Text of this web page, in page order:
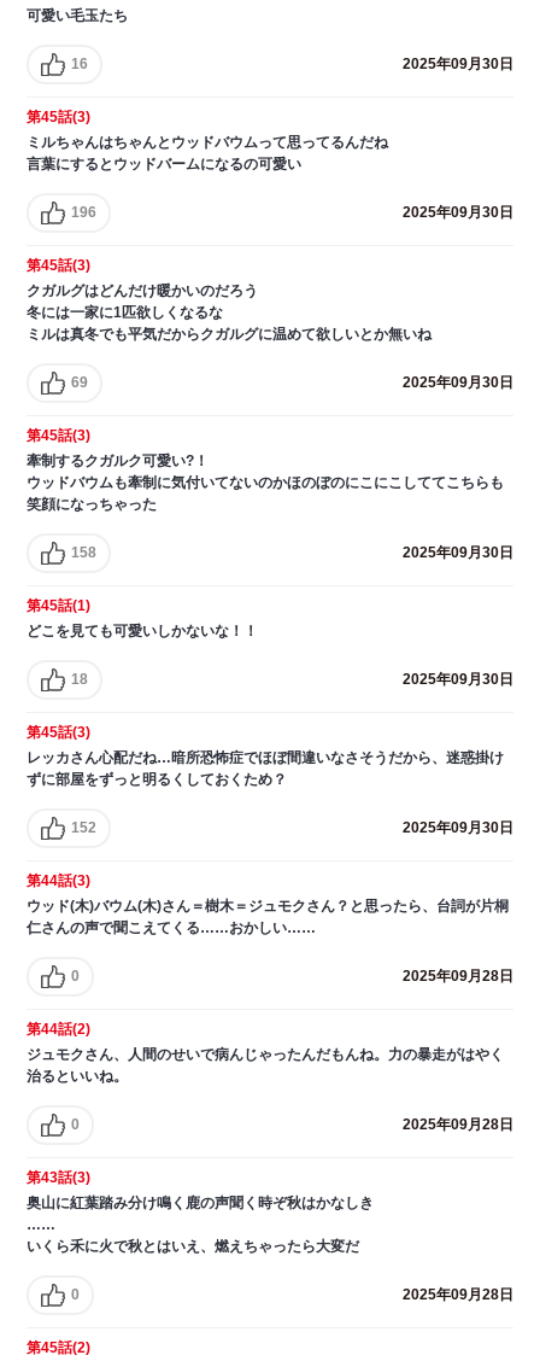
可愛い毛玉たち
16 2025年09月30日
第45話(3)
ミルちゃんはちゃんとウッドバウムって思ってるんだね
言葉にするとウッドバームになるの可愛い
196 2025年09月30日
第45話(3)
クガルグはどんだけ暖かいのだろう
冬には一家に1匹欲しくなるな
ミルは真冬でも平気だからクガルグに温めて欲しいとか無いね
69 2025年09月30日
第45話(3)
牽制するクガルク可愛い?！
ウッドバウムも牽制に気付いてないのかほのぼのにこにこしててこちらも
笑顔になっちゃった
158 2025年09月30日
第45話(1)
どこを見ても可愛いしかないな！！
18 2025年09月30日
第45話(3)
レッカさん心配だね…暗所恐怖症でほぼ間違いなさそうだから、迷惑掛け
ずに部屋をずっと明るくしておくため？
152 2025年09月30日
第44話(3)
ウッド(木)バウム(木)さん＝樹木＝ジュモクさん？と思ったら、台詞が片桐
仁さんの声で聞こえてくる……おかしい……
0 2025年09月28日
第44話(2)
ジュモクさん、人間のせいで病んじゃったんだもんね。力の暴走がはやく
治るといいね。
0 2025年09月28日
第43話(3)
奥山に紅葉踏み分け鳴く鹿の声聞く時ぞ秋はかなしき
……
いくら禾に火で秋とはいえ、燃えちゃったら大変だ
0 2025年09月28日
第45話(2)